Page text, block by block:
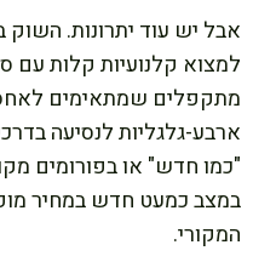
אבל יש עוד יתרונות. השוק
למצוא קלנועיות קלות עם
מתקפלים שמתאימים
"כמו חדש" או בפורומים
המקורי.